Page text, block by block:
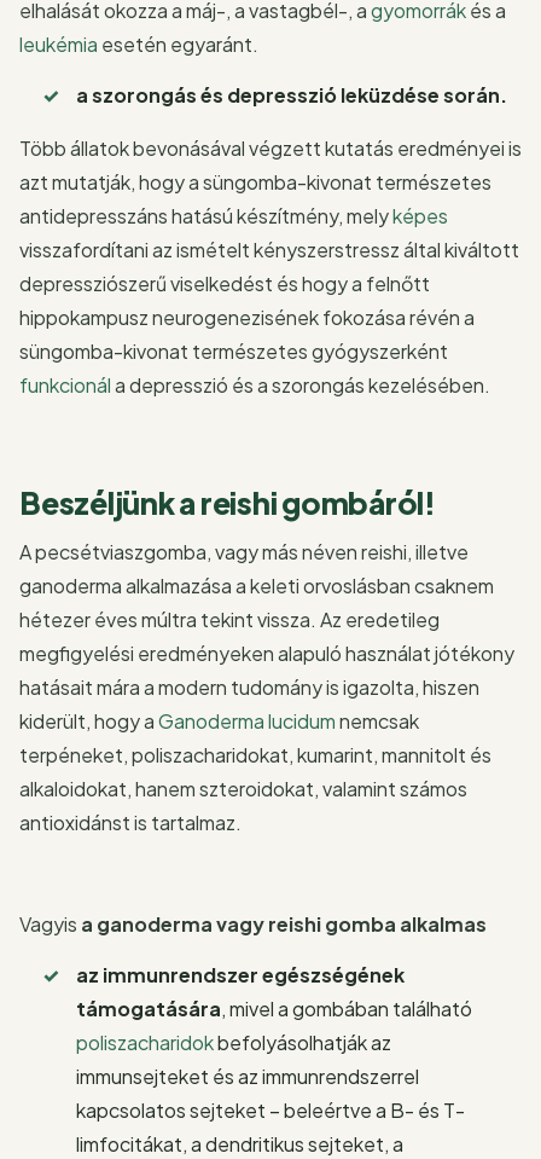
elhalását okozza a máj-, a vastagbél-, agyomorrákés a
leukémia esetén egyaránt.
a szorongás és depresszió leküzdése során.
Több állatok bevonásával végzett kutatás eredményei is
azt mutatják, hogy a süngomba-kivonat természetes
antidepresszáns hatású készítmény, melyképes
visszafordítani az ismételt kényszerstressz által kiváltott
depressziószerű viselkedést és hogy a felnőtt
hippokampusz neurogenezisének fokozása révén a
süngomba-kivonat természetes gyógyszerként
funkcionála depresszió és a szorongás kezelésében.
Beszéljünk a reishi gombáról!
A pecsétviaszgomba, vagy más néven reishi, illetve
ganoderma alkalmazása a keleti orvoslásban csaknem
hétezer éves múltra tekint vissza. Az eredetileg
megfigyelési eredményeken alapuló használat jótékony
hatásait mára a modern tudomány is igazolta, hiszen
kiderült, hogy aGanoderma lucidumnemcsak
terpéneket, poliszacharidokat, kumarint, mannitolt és
alkaloidokat, hanem szteroidokat, valamint számos
antioxidánst is tartalmaz.
Vagyis a ganoderma vagy reishi gomba alkalmas
az immunrendszer egészségének
támogatására, mivel a gombában található
poliszacharidokbefolyásolhatják az
immunsejteket és az immunrendszerrel
kapcsolatos sejteket – beleértve a B- és T-
limfocitákat, a dendritikus sejteket, a